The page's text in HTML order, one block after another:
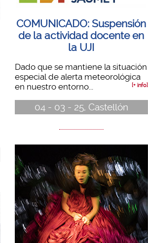
COMUNICADO: Suspensión
de la actividad docente en
la UJI
Dado que se mantiene la situación
especial de alerta meteorológica
en nuestro entorno...
[+ info]
04 - 03 - 25, Castellón